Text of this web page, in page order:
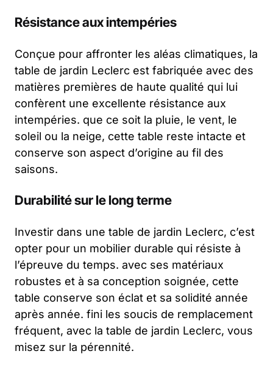
Résistance aux intempéries
Conçue pour affronter les aléas climatiques, la
table de jardin Leclerc est fabriquée avec des
matières premières de haute qualité qui lui
confèrent une excellente résistance aux
intempéries. que ce soit la pluie, le vent, le
soleil ou la neige, cette table reste intacte et
conserve son aspect d’origine au fil des
saisons.
Durabilité sur le long terme
Investir dans une table de jardin Leclerc, c’est
opter pour un mobilier durable qui résiste à
l’épreuve du temps. avec ses matériaux
robustes et à sa conception soignée, cette
table conserve son éclat et sa solidité année
après année. fini les soucis de remplacement
fréquent, avec la table de jardin Leclerc, vous
misez sur la pérennité.